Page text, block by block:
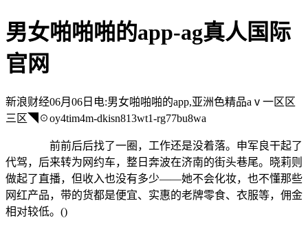
男女啪啪啪的app-ag真人国际
官网
新浪财经06月06日电:男女啪啪啪的app,亚洲色精品aⅴ一区区
三区◥☉oy4tim4m-dkisn813wt1-rg77bu8wa
前前后后找了一圈，工作还是没着落。申军良干起了
代驾，后来转为网约车，整日奔波在济南的街头巷尾。晓莉则
做起了直播，但收入也没有多少——她不会化妆，也不懂那些
网红产品，带的货都是便宜、实惠的老牌零食、衣服等，佣金
相对较低。()